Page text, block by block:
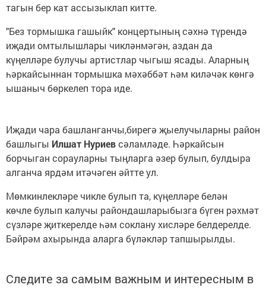
тагын бер кат ассызыклап китте.
"Без тормышка гашыйк" концертының сәхнә түрендә
иҗади омтылышлары чикләнмәгән, аздан да
күңелләре булучы артистлар чыгыш ясады. Аларның
һәркайсыннан тормышка мәхәббәт һәм киләчәк көнгә
ышаныч бөркелеп тора иде.
Иҗади чара башланганчы,бирегә җыелучыларны район
башлыгы Илшат Нуриевсәламләде. Һәркайсын
борчыган сорауларны тыңларга әзер булып, булдыра
алганча ярдәм итәчәген әйтте ул.
Мөмкинлекләре чикле булып та, күңелләре белән
көчле булып калучы райондашларыбызга бүген рәхмәт
сүзләре җиткерелде һәм соклану хисләре белдерелде.
Бәйрәм ахырында аларга бүләкләр тапшырылды.
Следите за самым важным и интересным в